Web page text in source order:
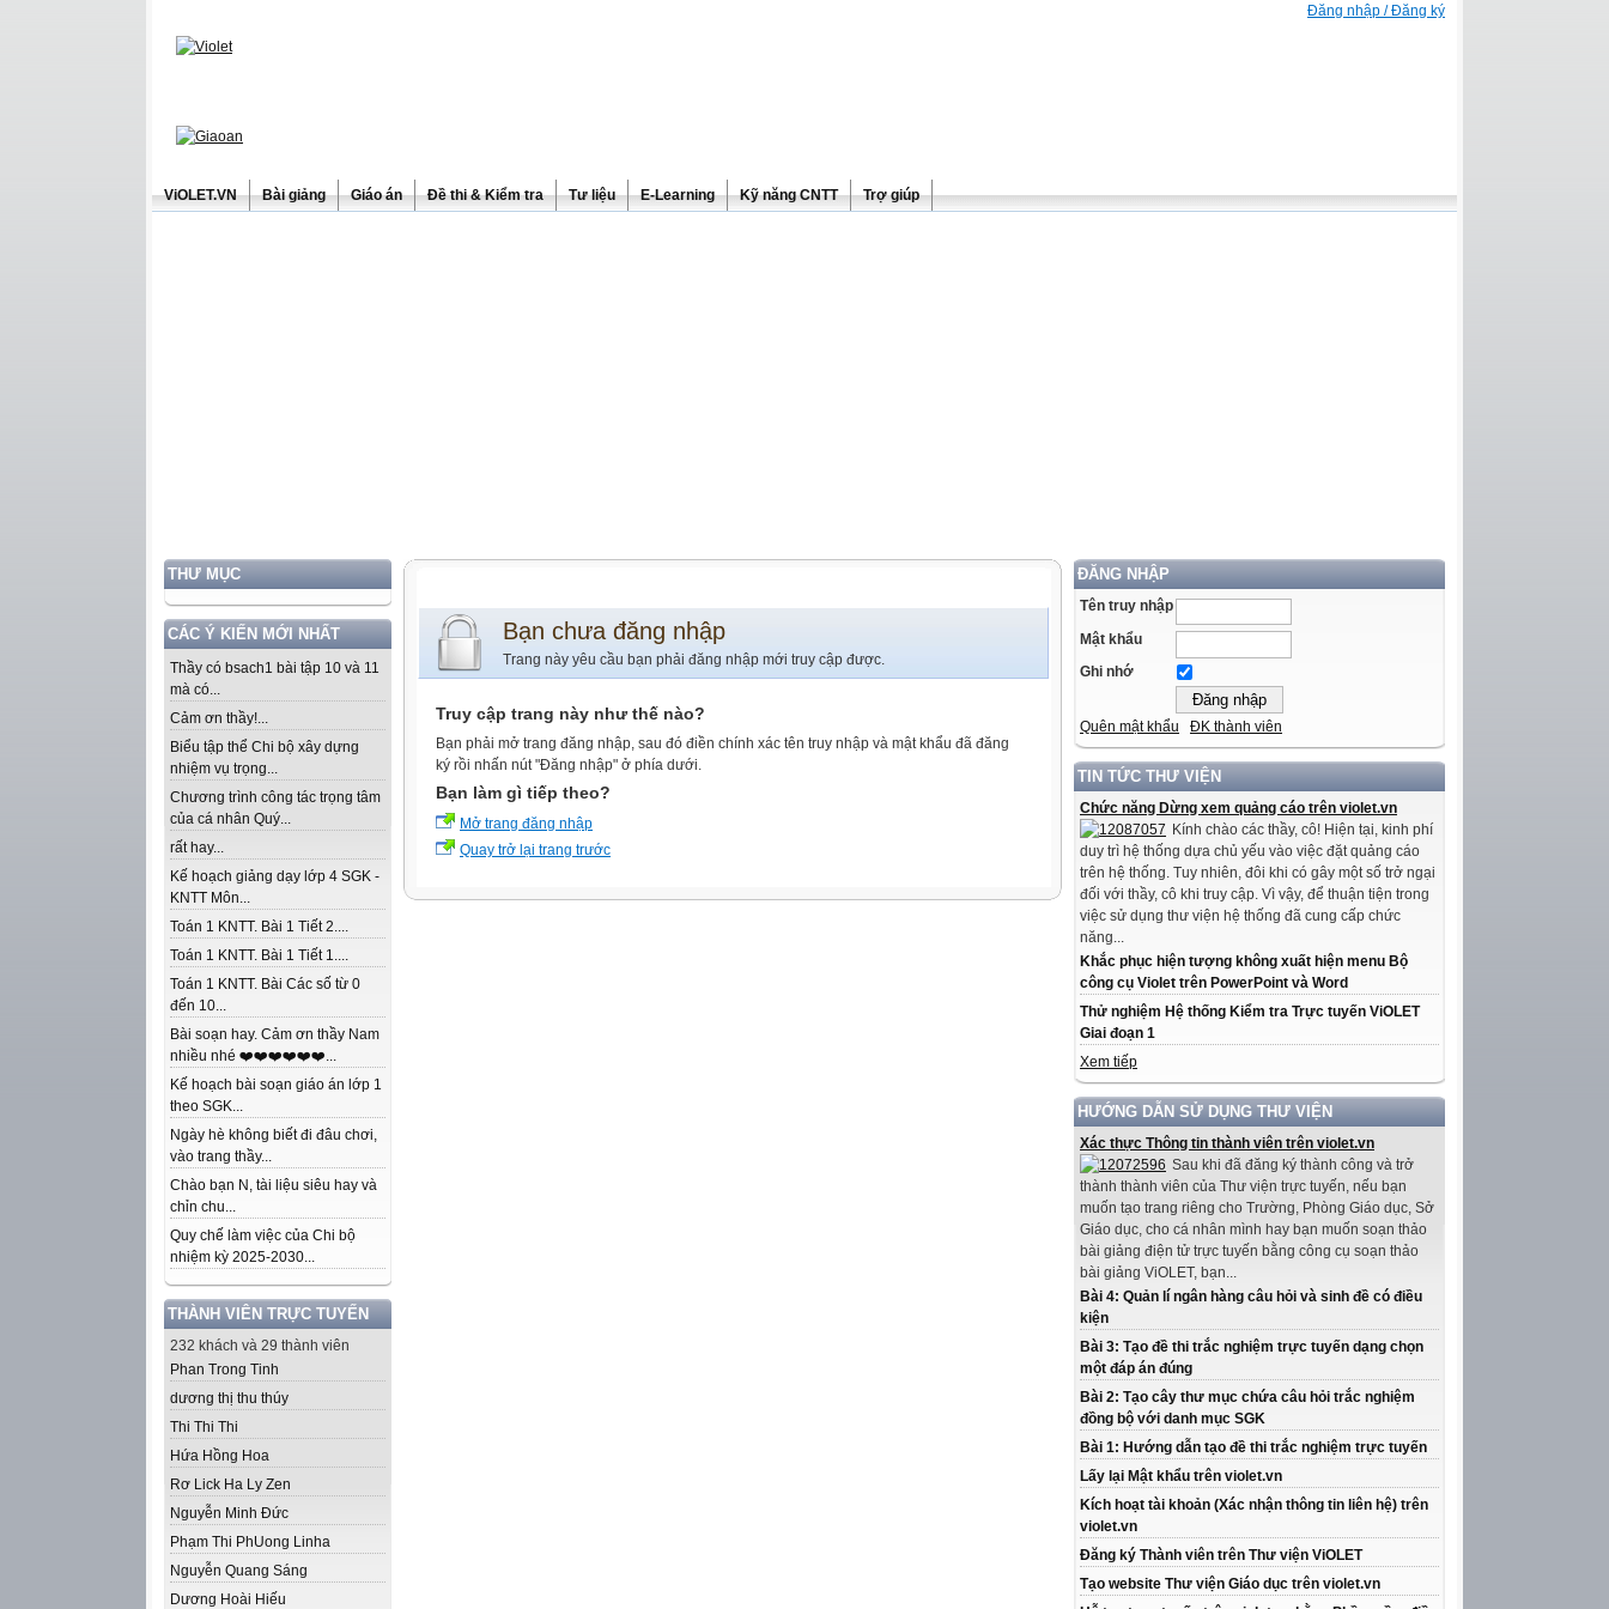
Đăng nhập / Đăng ký
ViOLET.VN Bài giảng Giáo án Đề thi & Kiểm tra Tư liệu E-Learning Kỹ năng CNTT Trợ giúp
THƯ MỤC
CÁC Ý KIẾN MỚI NHẤT
Thầy có bsach1 bài tập 10 và 11
mà có...
Cảm ơn thầy!...
Biểu tập thể Chi bộ xây dựng
nhiệm vụ trọng...
Chương trình công tác trọng tâm
của cá nhân Quý...
rất hay...
Kế hoạch giảng dạy lớp 4 SGK -
KNTT Môn...
Toán 1 KNTT. Bài 1 Tiết 2....
Toán 1 KNTT. Bài 1 Tiết 1....
Toán 1 KNTT. Bài Các số từ 0
đến 10...
Bài soạn hay. Cảm ơn thầy Nam
nhiều nhé ❤️❤️❤️❤️❤️❤️...
Kế hoạch bài soạn giáo án lớp 1
theo SGK...
Ngày hè không biết đi đâu chơi,
vào trang thầy...
Chào bạn N, tài liệu siêu hay và
chỉn chu...
Quy chế làm việc của Chi bộ
nhiệm kỳ 2025-2030...
THÀNH VIÊN TRỰC TUYẾN
232 khách và 29 thành viên
Phan Trong Tinh
dương thị thu thúy
Thi Thi Thi
Hứa Hồng Hoa
Rơ Lick Ha Ly Zen
Nguyễn Minh Đức
Phạm Thi Ph­Uong Linha
Nguyễn Quang Sáng
Dương Hoài Hiếu
ĐĂNG NHẬP
Tên truy nhập
Mật khẩu
Ghi nhớ
Quên mật khẩu ĐK thành viên
TIN TỨC THƯ VIỆN
Chức năng Dừng xem quảng cáo trên violet.vn
Kính chào các thầy, cô! Hiện tại, kinh phí
duy trì hệ thống dựa chủ yếu vào việc đặt quảng cáo
trên hệ thống. Tuy nhiên, đôi khi có gây một số trở ngại
đối với thầy, cô khi truy cập. Vì vậy, để thuận tiện trong
việc sử dụng thư viện hệ thống đã cung cấp chức
năng...
Khắc phục hiện tượng không xuất hiện menu Bộ
công cụ Violet trên PowerPoint và Word
Thử nghiệm Hệ thống Kiểm tra Trực tuyến ViOLET
Giai đoạn 1
Xem tiếp
HƯỚNG DẪN SỬ DỤNG THƯ VIỆN
Xác thực Thông tin thành viên trên violet.vn
Sau khi đã đăng ký thành công và trở
thành thành viên của Thư viện trực tuyến, nếu bạn
muốn tạo trang riêng cho Trường, Phòng Giáo dục, Sở
Giáo dục, cho cá nhân mình hay bạn muốn soạn thảo
bài giảng điện tử trực tuyến bằng công cụ soạn thảo
bài giảng ViOLET, bạn...
Bài 4: Quản lí ngân hàng câu hỏi và sinh đề có điều
kiện
Bài 3: Tạo đề thi trắc nghiệm trực tuyến dạng chọn
một đáp án đúng
Bài 2: Tạo cây thư mục chứa câu hỏi trắc nghiệm
đồng bộ với danh mục SGK
Bài 1: Hướng dẫn tạo đề thi trắc nghiệm trực tuyến
Lấy lại Mật khẩu trên violet.vn
Kích hoạt tài khoản (Xác nhận thông tin liên hệ) trên
violet.vn
Đăng ký Thành viên trên Thư viện ViOLET
Tạo website Thư viện Giáo dục trên violet.vn
Bạn chưa đăng nhập
Trang này yêu cầu bạn phải đăng nhập mới truy cập được.
Truy cập trang này như thế nào?
Bạn phải mở trang đăng nhập, sau đó điền chính xác tên truy nhập và mật khẩu đã đăng
ký rồi nhấn nút "Đăng nhập" ở phía dưới.
Bạn làm gì tiếp theo?
Mở trang đăng nhập
Quay trở lại trang trước